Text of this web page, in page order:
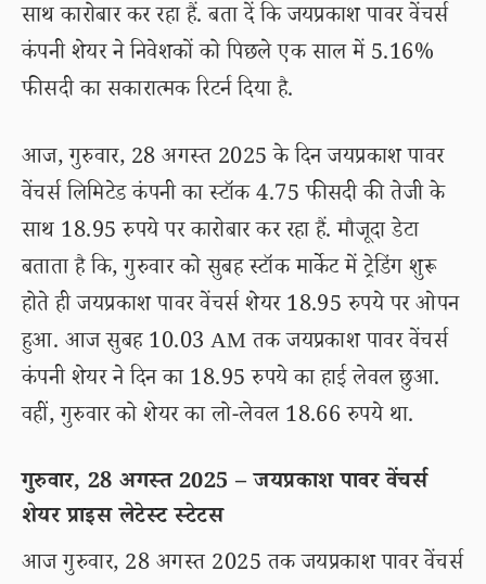
साथ कारोबार कर रहा हैं. बता दें कि जयप्रकाश पावर वेंचर्स
कंपनी शेयर ने निवेशकों को पिछले एक साल में 5.16%
फीसदी का सकारात्मक रिटर्न दिया है.
आज, गुरुवार, 28 अगस्त 2025 के दिन जयप्रकाश पावर
वेंचर्स लिमिटेड कंपनी का स्टॉक 4.75 फीसदी की तेजी के
साथ 18.95 रुपये पर कारोबार कर रहा हैं. मौजूदा डेटा
बताता है कि, गुरुवार को सुबह स्टॉक मार्केट में ट्रेडिंग शुरू
होते ही जयप्रकाश पावर वेंचर्स शेयर 18.95 रुपये पर ओपन
हुआ. आज सुबह 10.03 AM तक जयप्रकाश पावर वेंचर्स
कंपनी शेयर ने दिन का 18.95 रुपये का हाई लेवल छुआ.
वहीं, गुरुवार को शेयर का लो-लेवल 18.66 रुपये था.
गुरुवार, 28 अगस्त 2025 – जयप्रकाश पावर वेंचर्स
शेयर प्राइस लेटेस्ट स्टेटस
आज गुरुवार, 28 अगस्त 2025 तक जयप्रकाश पावर वेंचर्स